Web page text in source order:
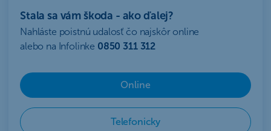
Stala sa vám škoda - ako ďalej?
Nahláste poistnú udalosť čo najskôr online
alebo na Infolinke 0850 311 312
Online
Telefonicky